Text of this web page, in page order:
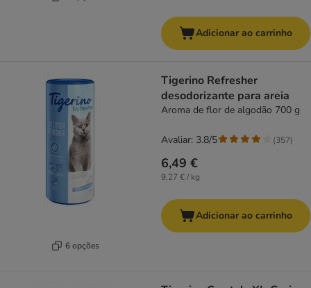
Adicionar ao carrinho
6 opções
Tigerino Refresher
desodorizante para areia
Aroma de flor de algodão 700 g
6,49 €
9,27 € / kg
Avaliar: 3.8/5 (357)
Adicionar ao carrinho